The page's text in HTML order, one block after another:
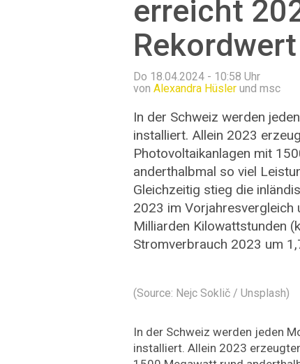
erreicht
Rekordwert
Do 18.04.2024 - 10:58 Uhr
von Alexandra Hüsler und msc
In der Schweiz werden
installiert. Allein 2023
Photovoltaikanlagen mit
anderthalbmal so viel
Gleichzeitig stieg die
2023 im Vorjahresvergleich
Milliarden Kilowattstunden
Stromverbrauch 2023 um
(Source: Nejc Soklič / Unsplash)
In der Schweiz werden jeden
installiert. Allein 2023